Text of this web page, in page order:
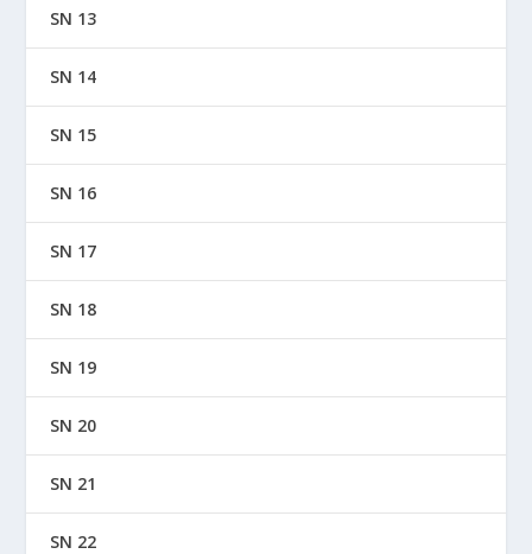
SN 13
SN 14
SN 15
SN 16
SN 17
SN 18
SN 19
SN 20
SN 21
SN 22